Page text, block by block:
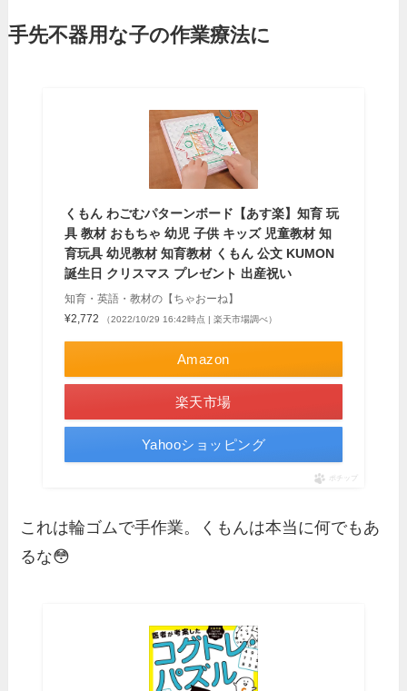
手先不器用な子の作業療法に
くもん わごむパターンボード【あす楽】知育 玩
具 教材 おもちゃ 幼児 子供 キッズ 児童教材 知
育玩具 幼児教材 知育教材 くもん 公文 KUMON
誕生日 クリスマス プレゼント 出産祝い
知育・英語・教材の【ちゃおーね】
¥2,772
（2022/10/29 16:42時点 | 楽天市場調べ）
Amazon
楽天市場
Yahooショッピング
ポチップ
これは輪ゴムで手作業。くもんは本当に何でもあ
るな😳